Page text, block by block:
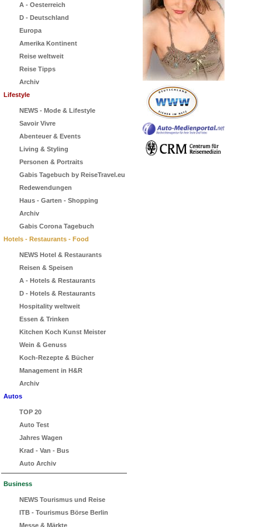
A - Oesterreich
D - Deutschland
Europa
Amerika Kontinent
Reise weltweit
Reise Tipps
Archiv
Lifestyle
NEWS - Mode & Lifestyle
Savoir Vivre
Abenteuer & Events
Living & Styling
Personen & Portraits
Gabis Tagebuch by ReiseTravel.eu
Redewendungen
Haus - Garten - Shopping
Archiv
Gabis Corona Tagebuch
Hotels - Restaurants - Food
NEWS Hotel & Restaurants
Reisen & Speisen
A - Hotels & Restaurants
D - Hotels & Restaurants
Hospitality weltweit
Essen & Trinken
Kitchen Koch Kunst Meister
Wein & Genuss
Koch-Rezepte & Bücher
Management in H&R
Archiv
Autos
TOP 20
Auto Test
Jahres Wagen
Krad - Van - Bus
Auto Archiv
Business
NEWS Tourismus und Reise
ITB - Tourismus Börse Berlin
Messe & Märkte